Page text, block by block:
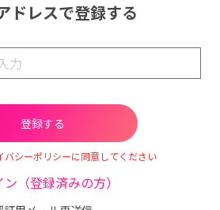
ドレスで登録する
バシーポリシーに同意してください
（登録済みの方）